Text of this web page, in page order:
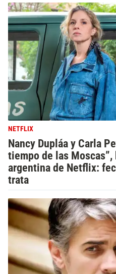
NETFLIX
Nancy Dupláa y Carla
tiempo de las
argentina de Netflix:
trata